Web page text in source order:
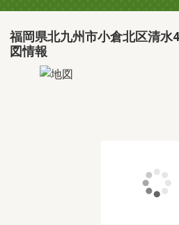
福岡県北九州市小倉北区清水
図情報